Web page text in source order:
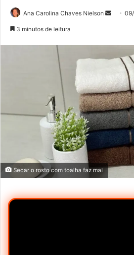
Ana Carolina Chaves Nielson
Mande
3 minutos de leitura
Secar o rosto com toalha faz mal